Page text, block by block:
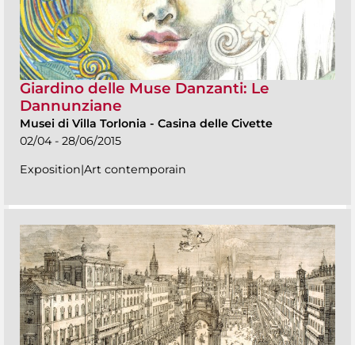
Giardino delle Muse Danzanti: Le
Dannunziane
Musei di Villa Torlonia - Casina delle Civette
02/04 - 28/06/2015
Exposition|Art contemporain